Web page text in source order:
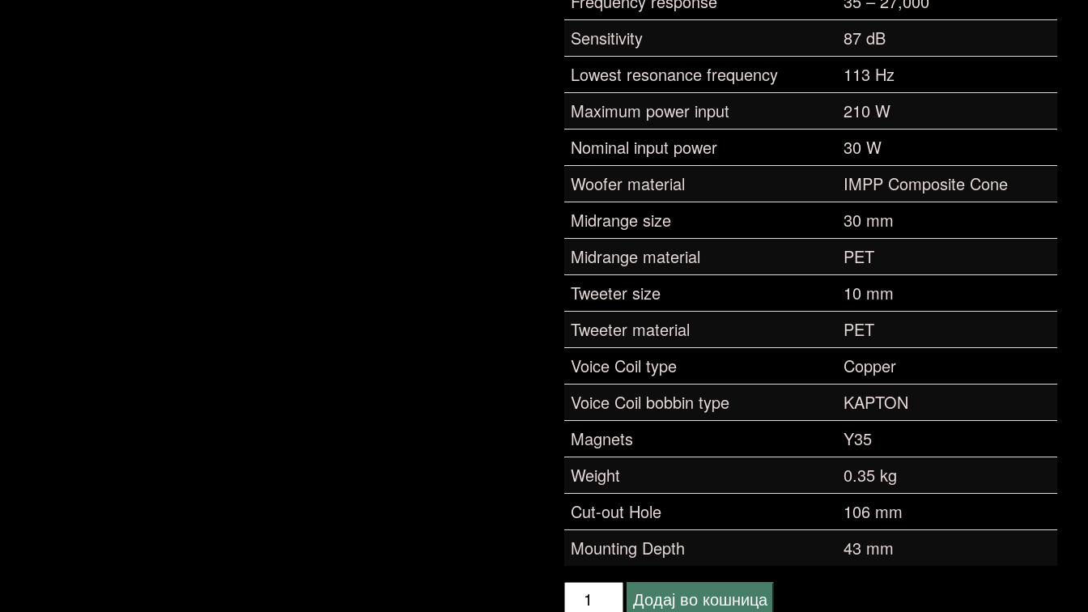
Sensitivity
87 dB
Lowest resonance frequency
113 Hz
Maximum power input
210 W
Nominal input power
30 W
Woofer material
IMPP Composite Cone
Midrange size
30 mm
Midrange material
PET
Tweeter size
10 mm
Tweeter material
PET
Voice Coil type
Copper
Voice Coil bobbin type
KAPTON
Magnets
Y35
Weight
0.35 kg
Cut-out Hole
106 mm
Mounting Depth
43 mm
Pioneer
Додај во кошница